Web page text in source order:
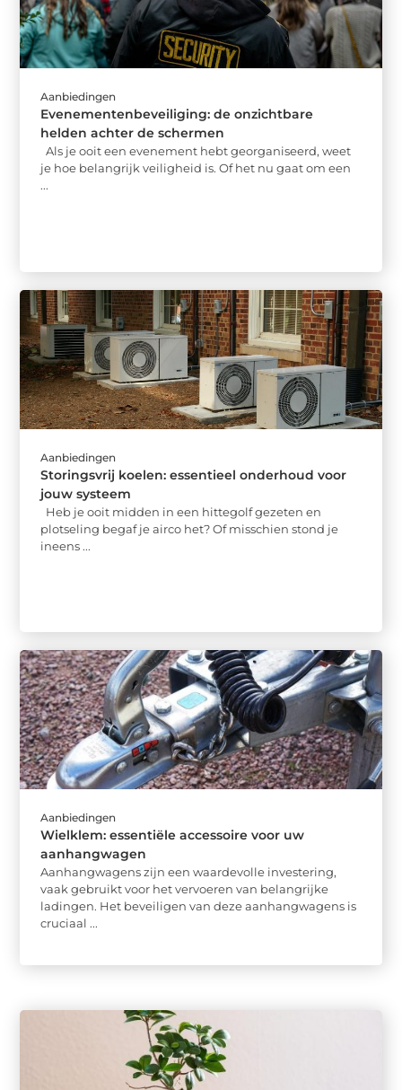
Aanbiedingen
Evenementenbeveiliging: de onzichtbare
helden achter de schermen
Als je ooit een evenement hebt georganiseerd, weet
je hoe belangrijk veiligheid is. Of het nu gaat om een
...
Aanbiedingen
Storingsvrij koelen: essentieel onderhoud voor
jouw systeem
Heb je ooit midden in een hittegolf gezeten en
plotseling begaf je airco het? Of misschien stond je
ineens ...
Aanbiedingen
Wielklem: essentiële accessoire voor uw
aanhangwagen
Aanhangwagens zijn een waardevolle investering,
vaak gebruikt voor het vervoeren van belangrijke
ladingen. Het beveiligen van deze aanhangwagens is
cruciaal ...